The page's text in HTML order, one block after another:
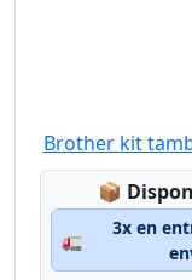
Brother kit
📦
🚛
3x en